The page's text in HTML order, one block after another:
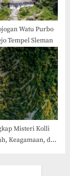
Watu Purbo
Tempel Sleman
Misteri Kolli
Keagamaan, dan